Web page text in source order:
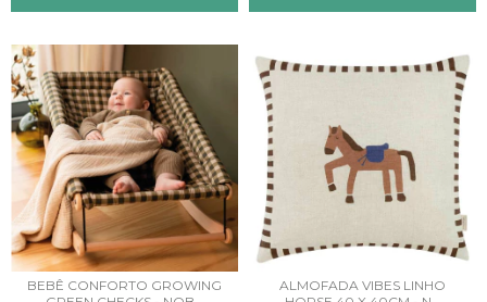
BEBÊ CONFORTO GROWING
ALMOFADA VIBES LINHO